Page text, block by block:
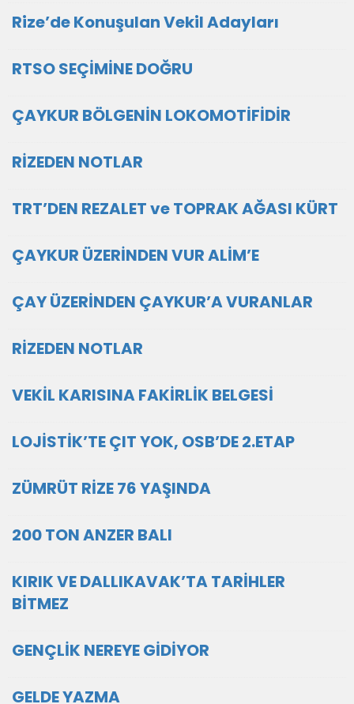
Rize’de Konuşulan Vekil Adayları
RTSO SEÇİMİNE DOĞRU
ÇAYKUR BÖLGENİN LOKOMOTİFİDİR
RİZEDEN NOTLAR
TRT’DEN REZALET ve TOPRAK AĞASI KÜRT
ÇAYKUR ÜZERİNDEN VUR ALİM’E
ÇAY ÜZERİNDEN ÇAYKUR’A VURANLAR
RİZEDEN NOTLAR
VEKİL KARISINA FAKİRLİK BELGESİ
LOJİSTİK’TE ÇIT YOK, OSB’DE 2.ETAP
ZÜMRÜT RİZE 76 YAŞINDA
200 TON ANZER BALI
KIRIK VE DALLIKAVAK’TA TARİHLER
BİTMEZ
GENÇLİK NEREYE GİDİYOR
GELDE YAZMA